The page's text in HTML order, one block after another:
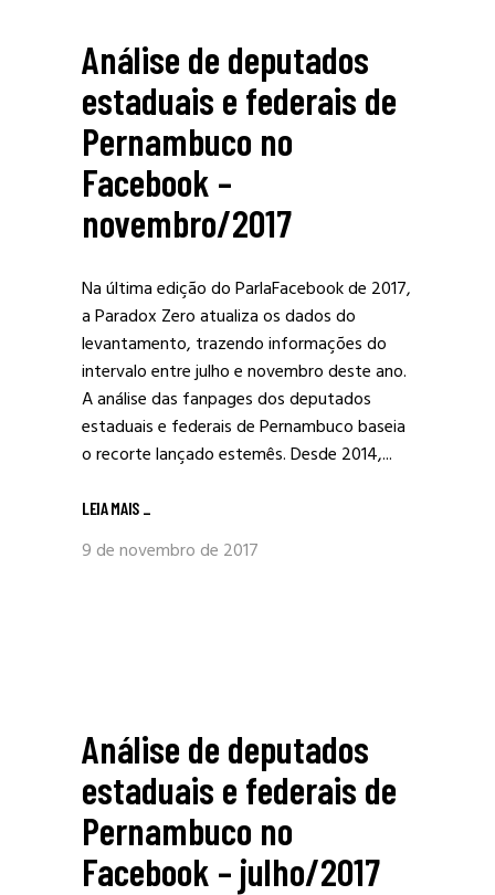
Análise de deputados
estaduais e federais de
Pernambuco no
Facebook –
novembro/2017
Na última edição do ParlaFacebook de 2017,
a Paradox Zero atualiza os dados do
levantamento, trazendo informações do
intervalo entre julho e novembro deste ano.
A análise das fanpages dos deputados
estaduais e federais de Pernambuco baseia
o recorte lançado estemês. Desde 2014,...
LEIA MAIS _
9 de novembro de 2017
Análise de deputados
estaduais e federais de
Pernambuco no
Facebook – julho/2017